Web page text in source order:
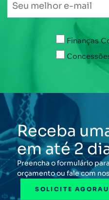
Finanças
Receba
em até 2
Preencha o formulário
orçamento ou fale com
SOLICITE AGORA